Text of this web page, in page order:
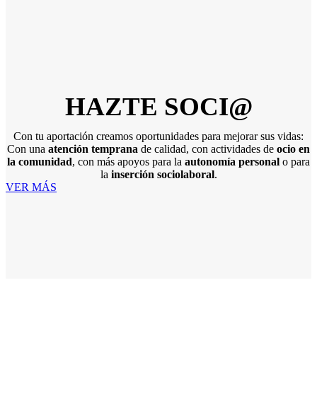
HAZTE SOCI@
Con tu aportación creamos oportunidades para mejorar sus vidas:
Con una atención temprana de calidad, con actividades de ocio en
la comunidad, con más apoyos para la autonomía personal o para
lainserción sociolaboral.
VER MÁS